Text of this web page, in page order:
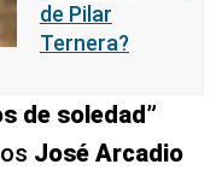
de Pilar
Ternera?
de soledad”
José Arcadio